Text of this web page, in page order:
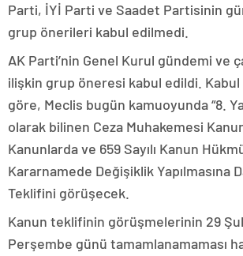
Parti, İYİ Parti ve Saadet Partisinin
grup önerileri kabul edilmedi.
AK Parti’nin Genel Kurul gündemi ve
ilişkin grup öneresi kabul edildi.
göre, Meclis bugün kamuoyunda “8.
olarak bilinen Ceza Muhakemesi
Kanunlarda ve 659 Sayılı Kanun
Kararnamede Değişiklik Yapılmasına
Teklifini görüşecek.
Kanun teklifinin görüşmelerinin 29
Perşembe günü tamamlanamaması